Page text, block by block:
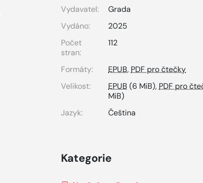
Vydavatel:
Grada
Vydáno:
2025
Počet
stran:
112
Formáty: EPUB, PDF pro čtečky
Velikost:
EPUB (6 MiB), PDF pro
MiB)
Jazyk:
Čeština
Kategorie